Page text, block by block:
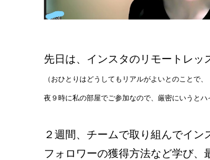
先日は、インスタのリモートレッ
（おひとりはどうしてもリアルがよいとのことで、
夜９時に私の部屋でご参加なので、厳密にいうとハ
２週間、チームで取り組んでイン
フォロワーの獲得方法など学び、